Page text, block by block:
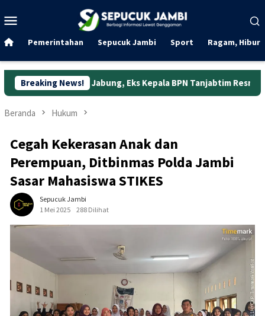
ke
Mobile
Pemerintahan Sepucuk Jambi Sport Ragam,
Breaking News!
Jabung, Eks Kepala BPN Tanjabtim Resmi Ditahan
Beranda Hukum
Cegah Kekerasan Anak dan
Perempuan, Ditbinmas Polda Jambi
Sasar Mahasiswa STIKES
Sepucuk Jambi
1 Mei 2025
288 Dilihat